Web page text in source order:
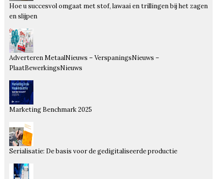
Hoe u succesvol omgaat met stof, lawaai en trillingen bij het zagen
en slijpen
Adverteren MetaalNieuws – VerspaningsNieuws –
PlaatBewerkingsNieuws
Marketing Benchmark 2025
Serialisatie: De basis voor de gedigitaliseerde productie